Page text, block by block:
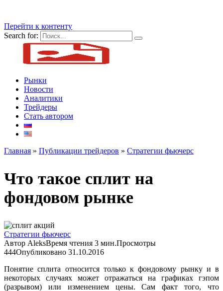
Перейти к контенту
Search for:
Рынки
Новости
Аналитики
Трейдеры
Стать автором
Главная » Публикации трейдеров » Стратегии фьючерс
Что такое сплит на
фондовом рынке
Стратегии фьючерс
Автор AleksВремя чтения 3 мин.Просмотры
444Опубликовано 31.10.2016
Понятие сплита относится только к фондовому рынку и в
некоторых случаях может отражаться на графиках гэпом
(разрывом) или изменением цены. Сам факт того, что